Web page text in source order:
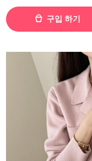
구입 하기